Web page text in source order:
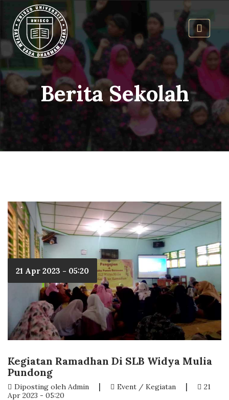
Berita Sekolah
21 Apr 2023 - 05:20
Kegiatan Ramadhan Di SLB Widya Mulia
Pundong
Diposting oleh Admin | Event / Kegiatan |
21
Apr 2023 - 05:20